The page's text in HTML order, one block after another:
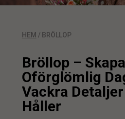
HEM / BRÖLLOP
Bröllop –
Oförglömlig
Vackra
Håller